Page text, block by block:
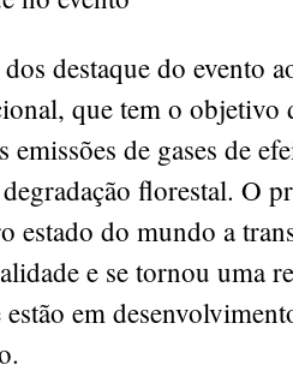
destaque do evento
que tem o objetivo
emissões de gases de
florestal. O
estado do mundo a
e se tornou uma
em